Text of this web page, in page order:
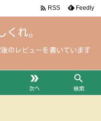
くれ。
のレビューを書いています

次へ

検索
 RSS Feedly